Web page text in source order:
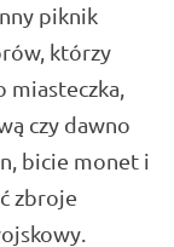
piknik
którzy
czy dawno
bicie monet i
zbroje